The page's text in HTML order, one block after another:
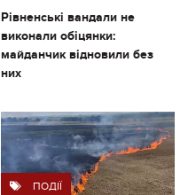
Рівненські вандали не
виконали обіцянки:
майданчик відновили без
них
ПОДІЇ